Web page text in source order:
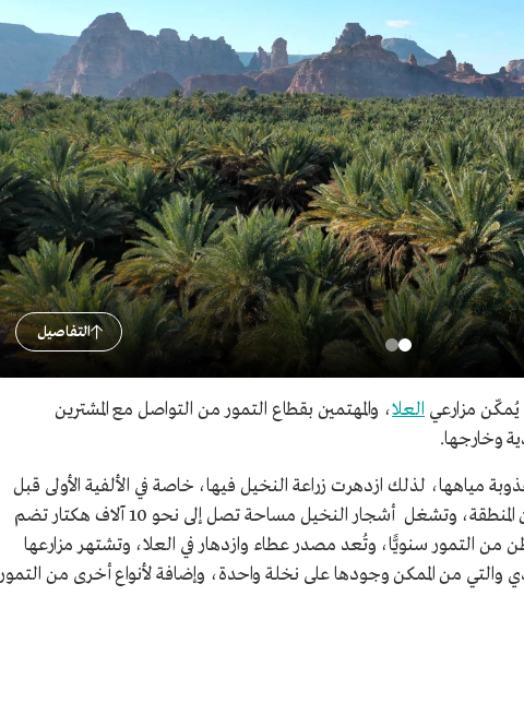
التفاصيل
مزارعي العلا، والمهتمين بقطاع التمور من التواصل مع المشترين
وخارجها.
مياهها، لذلك ازدهرت زراعة النخيل فيها، خاصة في الألفية الأولى قبل
الميلاد حين استوطن الدادانيون واللحيانيون المنطقة، وتشغل أشجار النخيل مساحة تصل إلى نحو 10 آلاف هكتار تضم
نخلة، تنتج نحو 90 ألف طن من التمور سنويًّا، وتُعد مصدر عطاء وازدهار في العلا، وتشتهر مزارعها
والتي من الممكن وجودها على نخلة واحدة، وإضافة لأنواع أخرى من التمور